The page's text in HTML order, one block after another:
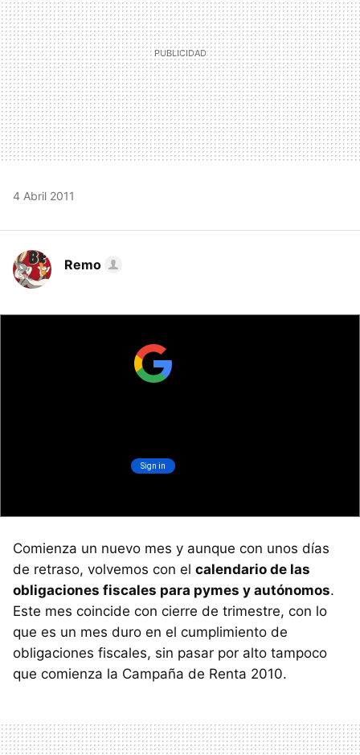
4 Abril 2011
Remo
Comienza un nuevo mes y aunque con unos días
de retraso, volvemos con el calendario de las
obligaciones fiscales para pymes y autónomos.
Este mes coincide con cierre de trimestre, con lo
que es un mes duro en el cumplimiento de
obligaciones fiscales, sin pasar por alto tampoco
que comienza la Campaña de Renta 2010.